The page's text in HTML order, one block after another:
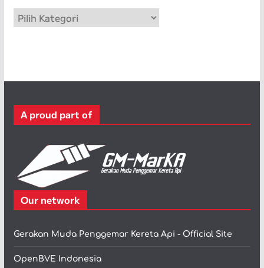
p
a
r
A proud part of
Our network
Gerakan Muda Penggemar Kereta Api - Official Site
OpenBVE Indonesia